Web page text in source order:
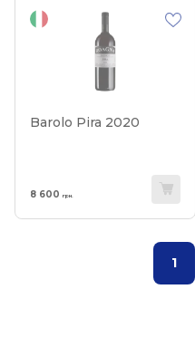
Barolo Pira 2020
8 600 грн.
1